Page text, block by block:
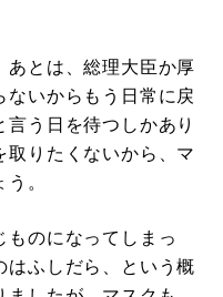
とは、総理大臣か厚
ないからもう日常に戻
う日を待つしかあり
取りたくないから、マ
。
のになってしまっ
はふしだら、という概